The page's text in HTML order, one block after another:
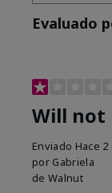
Evaluado
Will not
Enviado Hace 2
por Gabriela
de Walnut